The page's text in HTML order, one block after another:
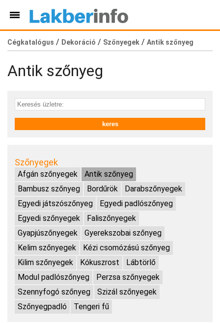
Cégkatalógus / Dekoráció / Szőnyegek / Antik szőnyeg
Antik szőnyeg
Szőnyegek
Afgán szőnyegek
Antik szőnyeg
Bambusz szőnyeg
Bordűrök
Darabszőnyegek
Egyedi játszószőnyeg
Egyedi padlószőnyeg
Egyedi szőnyegek
Faliszőnyegek
Gyapjúszőnyegek
Gyerekszobai szőnyeg
Kelim szőnyegek
Kézi csomózású szőnyeg
Kilim szőnyegek
Kókuszrost
Lábtörlő
Modul padlószőnyeg
Perzsa szőnyegek
Szennyfogó szőnyeg
Szizál szőnyegek
Szőnyegpadló
Tengeri fű